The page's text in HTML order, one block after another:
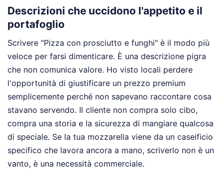
Descrizioni che uccidono l'appetito e il
portafoglio
Scrivere "Pizza con prosciutto e funghi" è il modo più
veloce per farsi dimenticare. È una descrizione pigra
che non comunica valore. Ho visto locali perdere
l'opportunità di giustificare un prezzo premium
semplicemente perché non sapevano raccontare cosa
stavano servendo. Il cliente non compra solo cibo,
compra una storia e la sicurezza di mangiare qualcosa
di speciale. Se la tua mozzarella viene da un caseificio
specifico che lavora ancora a mano, scriverlo non è un
vanto, è una necessità commerciale.